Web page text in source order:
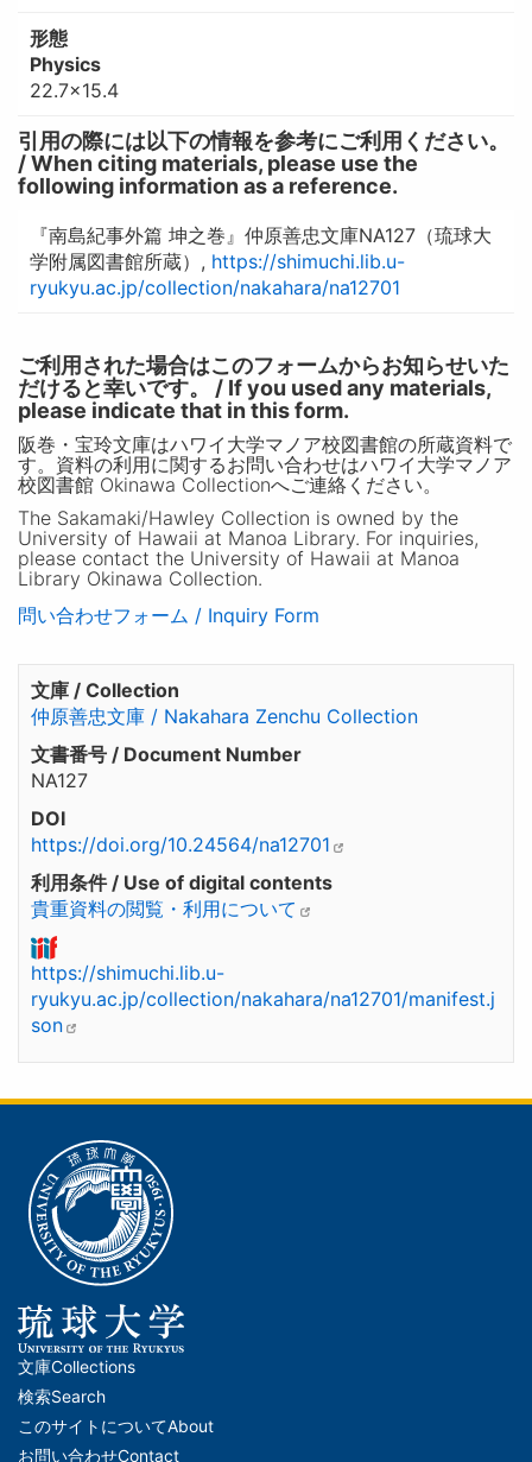
形態
Physics
22.7×15.4
引用の際には以下の情報を参考にご利用ください。
/ When citing materials, please use the
following information as a reference.
『南島紀事外篇 坤之巻』仲原善忠文庫NA127（琉球大
学附属図書館所蔵）, https://shimuchi.lib.u-
ryukyu.ac.jp/collection/nakahara/na12701
ご利用された場合はこのフォームからお知らせいた
だけると幸いです。 / If you used any materials,
please indicate that in this form.
阪巻・宝玲文庫はハワイ大学マノア校図書館の所蔵資料で
す。資料の利用に関するお問い合わせはハワイ大学マノア
校図書館 Okinawa Collectionへご連絡ください。
The Sakamaki/Hawley Collection is owned by the
University of Hawaii at Manoa Library. For inquiries,
please contact the University of Hawaii at Manoa
Library Okinawa Collection.
問い合わせフォーム / Inquiry Form
文庫 / Collection
仲原善忠文庫 / Nakahara Zenchu Collection
文書番号 / Document Number
NA127
DOI
https://doi.org/10.24564/na12701
利用条件 / Use of digital contents
貴重資料の閲覧・利用について
https://shimuchi.lib.u-
ryukyu.ac.jp/collection/nakahara/na12701/manifest.j
son
メ
イ
文庫Collections
検索Search
このサイトについてAbout
お問い合わせContact